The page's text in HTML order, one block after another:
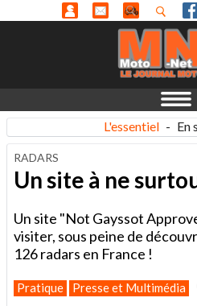
L'essentiel - En
RADARS
Un site à ne
Un site "Not Gayssot
visiter, sous peine de
126 radars en France !
Pratique Presse et Multimédia